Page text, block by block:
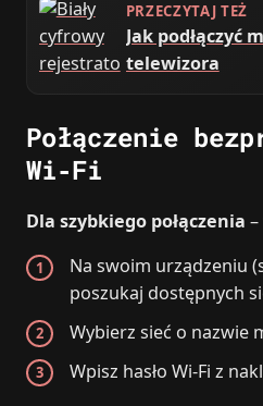
PRZECZYTAJ TEŻ
Jak podłączyć
telewizora
Połączenie
Wi‑Fi
Dla szybkiego połączenia
Na swoim urządzeniu
poszukaj dostępnych
Wybierz sieć o nazwie
Wpisz hasło Wi‑Fi z